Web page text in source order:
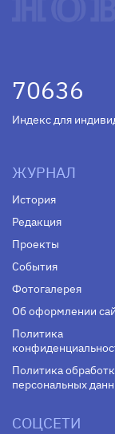
70636
Индекс для
ЖУРНАЛ
История
Редакция
Проекты
События
Фотогалерея
Об оформлении
Политика
Политика
персональных
СОЦСЕТИ